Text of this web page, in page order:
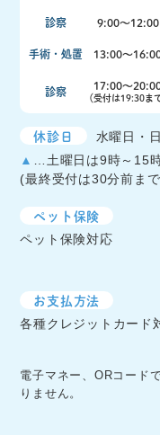
診察 9:00〜12:00
手術・処置 13:00〜
診察 17:00〜
（受付は19:30ま
休診日
水曜日・
▲
…土曜日は9時～15
(最終受付は30分前ま
ペット保険
ペット保険対応
お支払方法
各種クレジットカード
電子マネー、ORコード
りません。